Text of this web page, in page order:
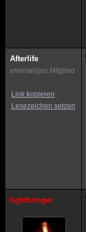
Afterlife
ehemaliges Mitglied
Link kopieren
Lesezeichen setzen
lightbringer